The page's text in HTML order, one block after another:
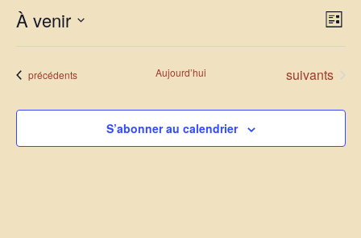
de
Liste
À venir
Sélectionnez
date.
Évènements
précédents Aujourd’hui Évènements
suivants
S’abonner au calendrier